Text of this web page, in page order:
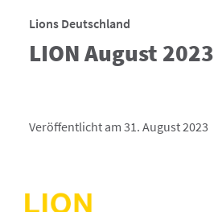
Lions Deutschland
LION August 2023
Veröffentlicht am 31. August 2023